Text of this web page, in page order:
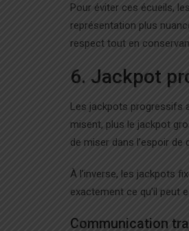
Pour éviter ces écueils,
représentation plus
respect tout en
6. Jackpot
Les jackpots progressifs
misent, plus le jackpot
de miser dans l’espoir
À l’inverse, les jackpots
exactement ce qu’il peut
Communication